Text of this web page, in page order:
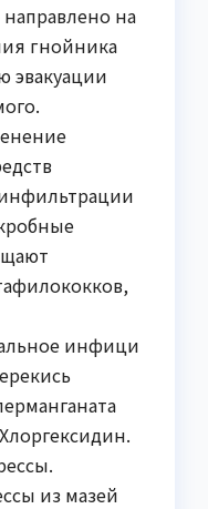
на
гнойника
эвакуации
инфици
из мазей